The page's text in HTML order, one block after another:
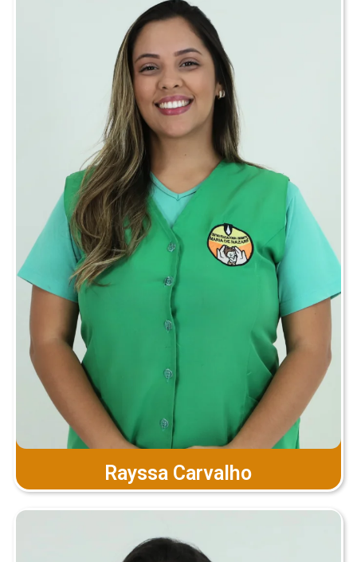
Rayssa Carvalho